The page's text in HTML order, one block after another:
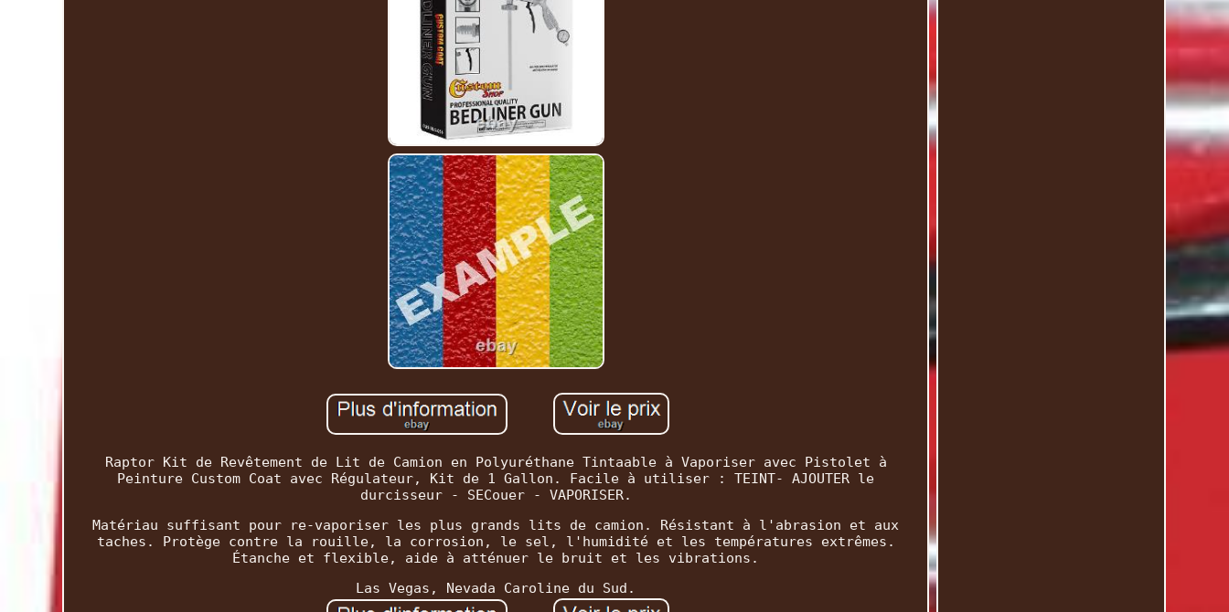
Raptor Kit de Revêtement de Lit de Camion en Polyuréthane Tintaable à Vaporiser avec Pistolet à
Peinture Custom Coat avec Régulateur, Kit de 1 Gallon. Facile à utiliser : TEINT- AJOUTER le
durcisseur - SECouer - VAPORISER.
Matériau suffisant pour re-vaporiser les plus grands lits de camion. Résistant à l'abrasion et aux
taches. Protège contre la rouille, la corrosion, le sel, l'humidité et les températures extrêmes.
Étanche et flexible, aide à atténuer le bruit et les vibrations.
Las Vegas, Nevada Caroline du Sud.